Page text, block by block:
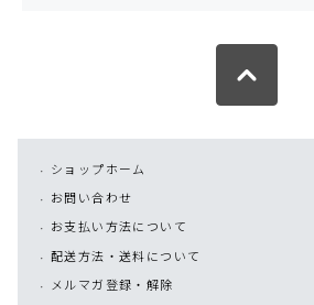
ショップホーム
お問い合わせ
お支払い方法について
配送方法・送料について
メルマガ登録・解除